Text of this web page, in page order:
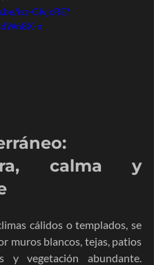
isz-GIvjcRE?
n
calma y
cálidos o templados, se
muros blancos, tejas, patios
y vegetación abundante.